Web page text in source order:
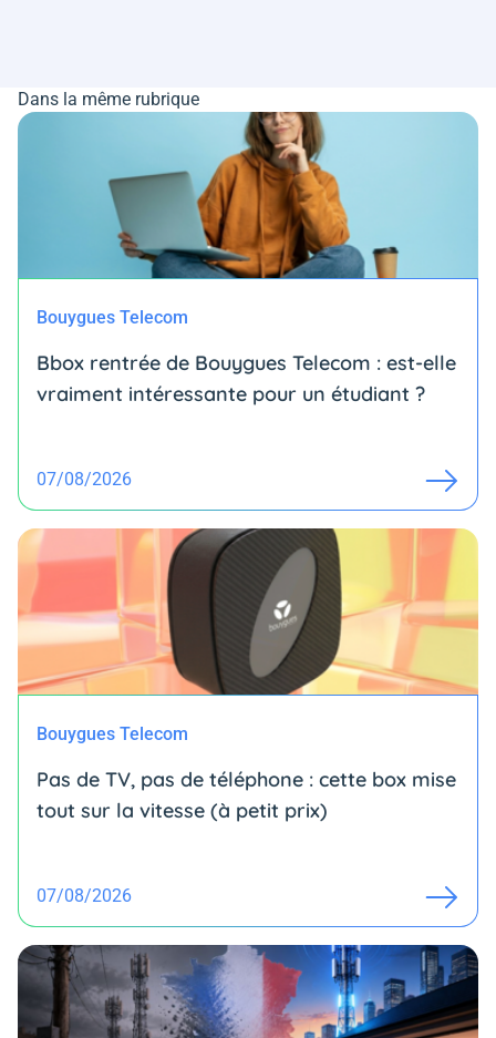
Dans la même rubrique
Bouygues Telecom
Bbox rentrée de Bouygues Telecom : est-elle
vraiment intéressante pour un étudiant ?
07/08/2026
Bouygues Telecom
Pas de TV, pas de téléphone : cette box mise
tout sur la vitesse (à petit prix)
07/08/2026